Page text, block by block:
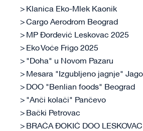
Klanica Eko-Mlek Kaonik
Cargo Aerodrom Beograd
MP Đorđević Leskovac 2025
Eko Voće Frigo 2025
"Doha" u Novom Pazaru
Mesara "Izgubljeno jagnje"
DOO "Benlian foods" Beograd
"Anči kolači" Pančevo
Bački Petrovac
BRAĆA ĐOKIĆ DOO LESKOVAC